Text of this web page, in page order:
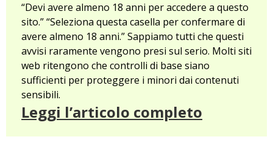
“Devi avere almeno 18 anni per accedere a questo
sito.” “Seleziona questa casella per confermare di
avere almeno 18 anni.” Sappiamo tutti che questi
avvisi raramente vengono presi sul serio. Molti siti
web ritengono che controlli di base siano
sufficienti per proteggere i minori dai contenuti
sensibili.
Leggi l’articolo completo